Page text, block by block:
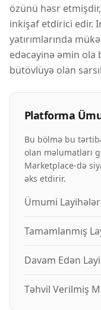
özünü həsr
inkişaf etdirici edir.
yatırımlarında
edəcəyinə əmin ola
bütövlüyə olan
Platforma
Bu bölmə bu
olan məlumatları
Marketplace-də
əks etdirir.
Ümumi Layihələr
Tamamlanmış
Davam Edən
Təhvil Verilmiş